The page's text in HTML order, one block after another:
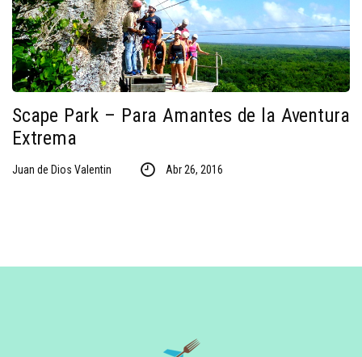
Scape Park – Para Amantes de la Aventura
Extrema
Juan de Dios Valentin Abr 26, 2016